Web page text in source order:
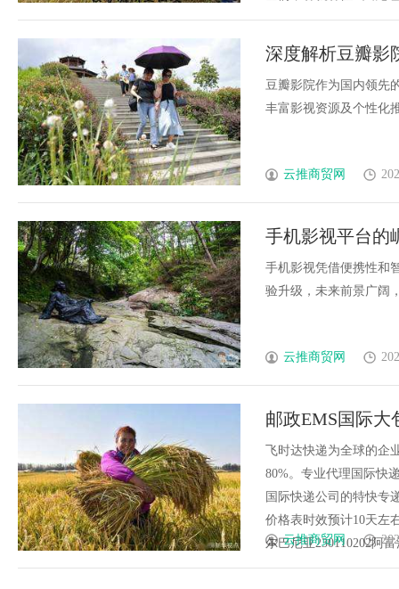
深度解析豆瓣影
豆瓣影院作为国内领先
丰富影视资源及个性化
云推商贸网
手机影视平台的
手机影视凭借便携性和
验升级，未来前景广阔
云推商贸网
邮政EMS国际
大包价格表,不
30%。
飞时达快递为全球的企
80%。专业代理国际快
国际快递公司的特快专
价格表时效预计10天左
尔巴尼亚230110202阿
云推商贸网